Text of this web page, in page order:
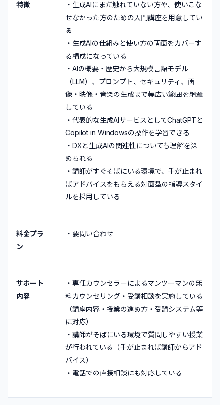
特徴
・生成AIにまだ触れていない方や、使いこな
せなかった方のための入門講座を用意してい
る
・生成AIの仕組みと使い方の両面をカバーす
る構成になっている
・AIの概要・歴史から大規模言語モデル
（LLM）、プロンプト、セキュリティ、画
像・映像・音楽の生成まで幅広い範囲を網羅
している
・代表的な生成AIサービスとしてChatGPTと
Copilot in Windowsの操作を学習できる
・DXと生成AIの関連性についても理解を深
められる
・講師がすぐそばにいる環境で、手が止まれ
ばアドバイスをもらえる対面型の指導スタイ
ルを採用している
料金プラ
ン
・要問い合わせ
サポート
内容
・専任カウンセラーによるマンツーマンの無
料カウンセリング・受講相談を実施している
（講座内容・授業の進め方・受講システム等
に対応）
・講師がそばにいる環境で質問しやすい授業
が行われている（手が止まれば講師からアド
バイス）
・電話での直接相談にも対応している